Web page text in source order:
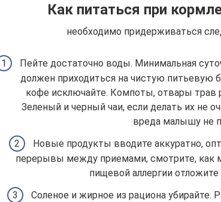
Как питаться при
необходимо придерживаться
Пейте достаточно воды. Минимальная
должен приходиться на чистую питьевую
кофе исключайте. Компоты, отвары трав
Зеленый и черный чаи, если делать их не
вреда малышу не
Новые продукты вводите аккуратно,
перерывы между приемами, смотрите, как
пищевой аллергии
Соленое и жирное из рациона убирайте.